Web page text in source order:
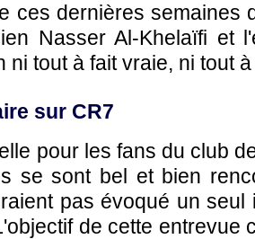
ces dernières semaines
Nasser Al-Khelaïfi et
ni tout à fait vraie, ni tout
sur CR7
pour les fans du club
se sont bel et bien
pas évoqué un seul
de cette entrevue